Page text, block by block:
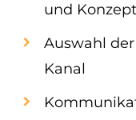
und
Auswahl
Kanal